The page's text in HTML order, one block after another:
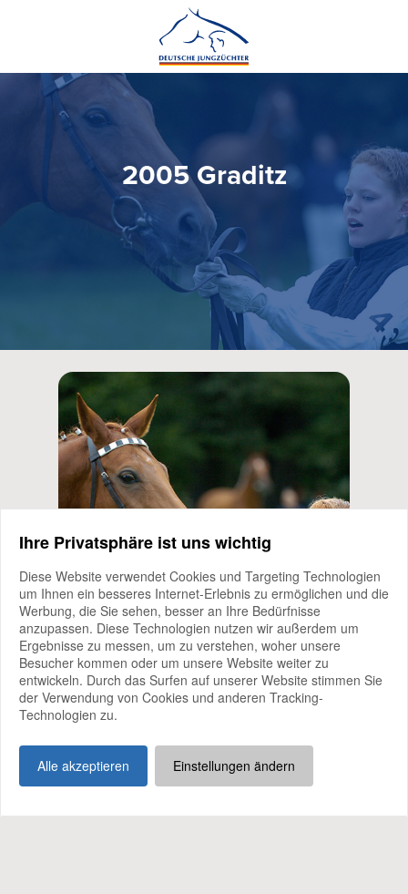
2005 Graditz
Ihre Privatsphäre ist uns wichtig
Diese Website verwendet Cookies und Targeting Technologien
um Ihnen ein besseres Internet-Erlebnis zu ermöglichen und die
Werbung, die Sie sehen, besser an Ihre Bedürfnisse
anzupassen. Diese Technologien nutzen wir außerdem um
Ergebnisse zu messen, um zu verstehen, woher unsere
Besucher kommen oder um unsere Website weiter zu
entwickeln. Durch das Surfen auf unserer Website stimmen Sie
der Verwendung von Cookies und anderen Tracking-
Technologien zu.
Alle akzeptieren Einstellungen ändern